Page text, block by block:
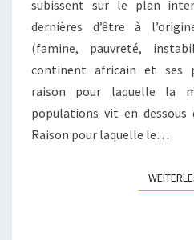
subissent sur le plan
dernières d’être à
(famine, pauvreté,
continent africain et ses
raison pour laquelle la
populations vit en dessous
Raison pour laquelle le…